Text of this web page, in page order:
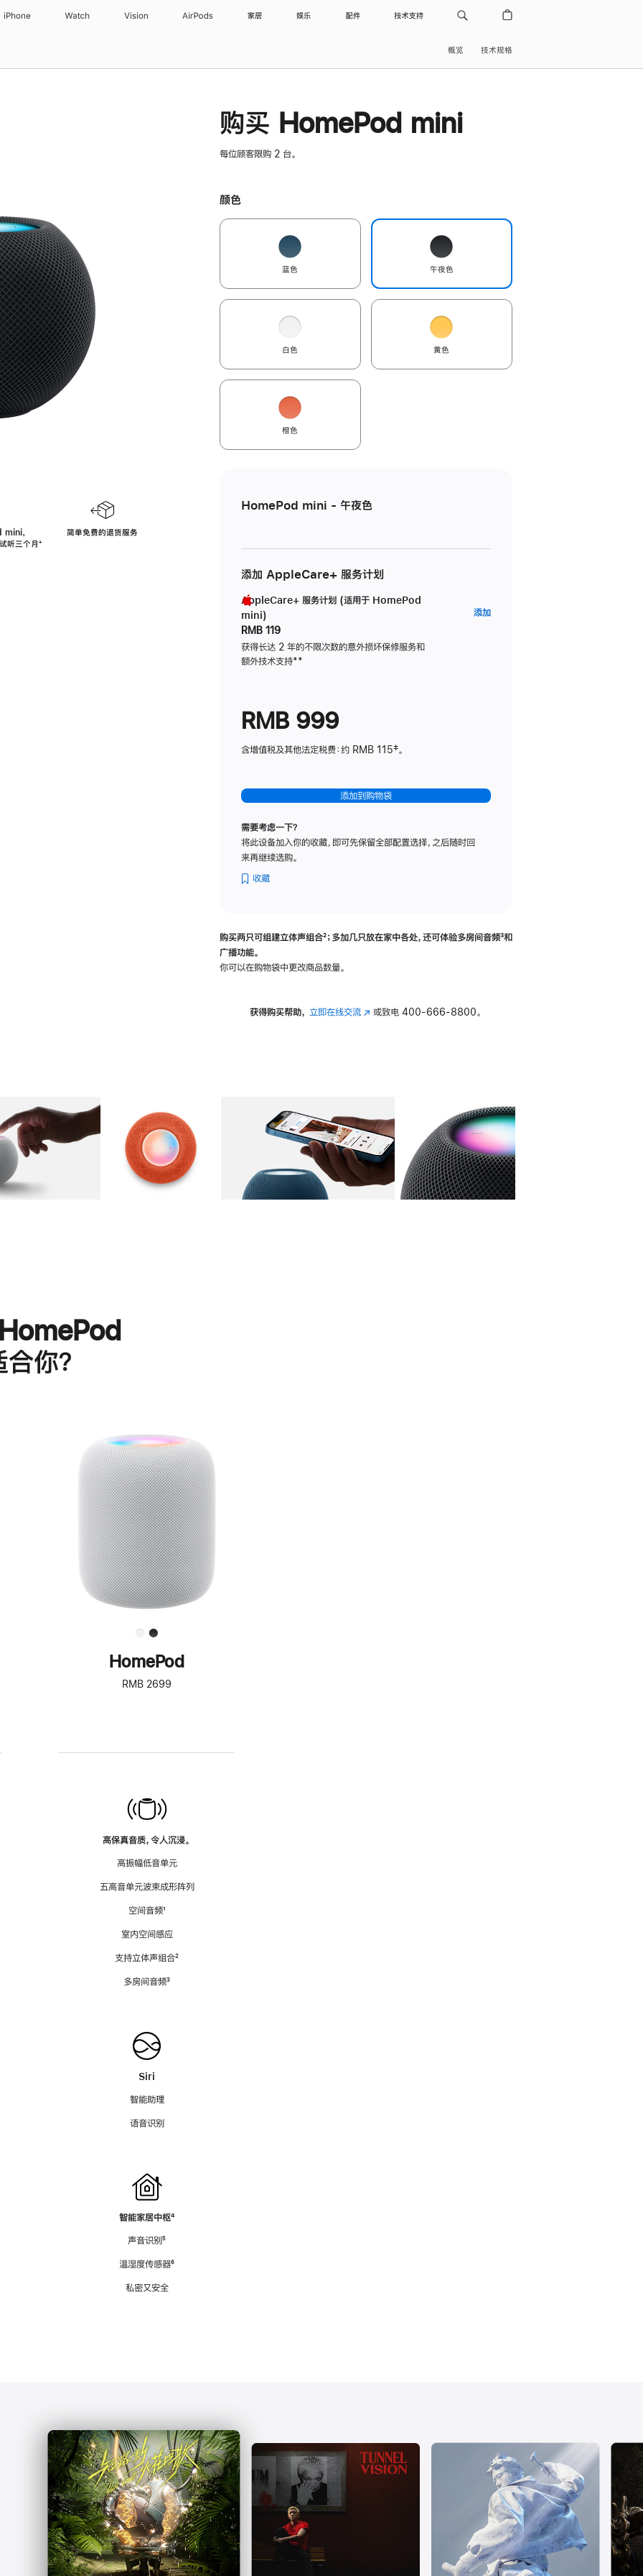
iPhone Watch Vision AirPods 家居 娱乐 配件 技术支持
概览 技术规格
，
听三个月脚
⁺
简单免费的退货服务
购买 HomePod mini
每位顾客限购 2 台。
颜色
蓝色 午夜色
白色 黄色
橙色
HomePod mini - 午夜色
添加 AppleCare+ 服务计划
AppleCare+ 服务计划 (适用于 HomePod
mini)
RMB 119
获得长达 2 年的不限次数的意外损坏保修服务和
额外技术支持脚
**
添加AppleCare+
RMB 999
含增值税及其他法定税费：约 RMB 115‡。
添加到购物袋
需要考虑一下？
将此设备加入你的收藏，即可先保留全部配置选择，之后随时回
来再继续选购。
收藏
购买两只可组建立体声组合脚
²；多加几只放在家中各处，还可体验多‍房‍间音频脚
³和
广播功能。
你可以在购物袋中更改商品数量。
获得购买帮助， 立即在线交流(在 或致电 400-666-8800。
图库 图像 图库 图像 图库 图像 4 图库 图像 5
你？
进
一
步
了
解
HomePod<
HomePod
RMB 2699
高保真音质，令人沉浸。
高振幅低音单元
五高音单元波束成形阵列
空间音频脚
¹
室内空间感应
支持立体声组合脚
²
多房间音频脚
³
Siri
智能助理
语音识别
智能家居中枢脚
⁴
声音识别脚
⁵
温湿度传感器脚
⁶
私密又安全